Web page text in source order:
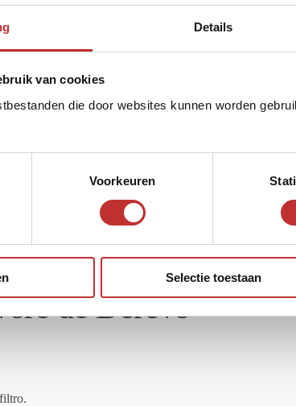
Details
van cookies
die door websites kunnen worden
Voorkeuren
Selectie toestaan
de Derevo